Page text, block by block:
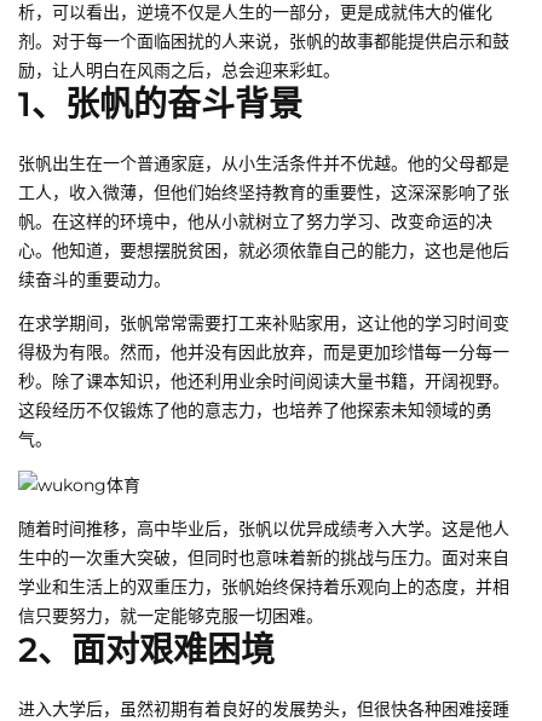
析，可以看出，逆境不仅是人生的一部分，更是成就伟大的催化
剂。对于每一个面临困扰的人来说，张帆的故事都能提供启示和鼓
励，让人明白在风雨之后，总会迎来彩虹。
1、张帆的奋斗背景
张帆出生在一个普通家庭，从小生活条件并不优越。他的父母都是
工人，收入微薄，但他们始终坚持教育的重要性，这深深影响了张
帆。在这样的环境中，他从小就树立了努力学习、改变命运的决
心。他知道，要想摆脱贫困，就必须依靠自己的能力，这也是他后
续奋斗的重要动力。
在求学期间，张帆常常需要打工来补贴家用，这让他的学习时间变
得极为有限。然而，他并没有因此放弃，而是更加珍惜每一分每一
秒。除了课本知识，他还利用业余时间阅读大量书籍，开阔视野。
这段经历不仅锻炼了他的意志力，也培养了他探索未知领域的勇
气。
随着时间推移，高中毕业后，张帆以优异成绩考入大学。这是他人
生中的一次重大突破，但同时也意味着新的挑战与压力。面对来自
学业和生活上的双重压力，张帆始终保持着乐观向上的态度，并相
信只要努力，就一定能够克服一切困难。
2、面对艰难困境
进入大学后，虽然初期有着良好的发展势头，但很快各种困难接踵